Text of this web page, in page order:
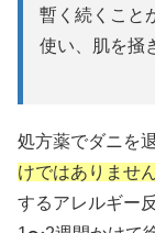
暫く続くこと
使い、肌を掻
処方薬でダニを
けではありません
するアレルギー